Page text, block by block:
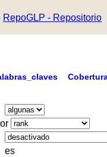
RepoGLP - Repositorio
es